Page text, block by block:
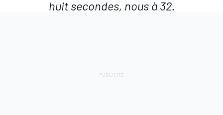
huit secondes, nous à 32.